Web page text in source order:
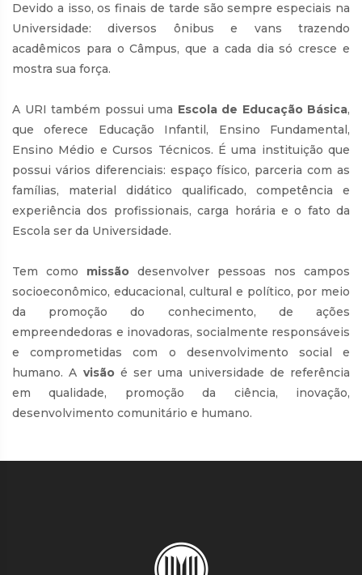
Devido a isso, os finais de tarde são sempre especiais na
Universidade: diversos ônibus e vans trazendo
acadêmicos para o Câmpus, que a cada dia só cresce e
mostra sua força.
A URI também possui uma Escola de Educação Básica,
que oferece Educação Infantil, Ensino Fundamental,
Ensino Médio e Cursos Técnicos. É uma instituição que
possui vários diferenciais: espaço físico, parceria com as
famílias, material didático qualificado, competência e
experiência dos profissionais, carga horária e o fato da
Escola ser da Universidade.
Tem como missão desenvolver pessoas nos campos
socioeconômico, educacional, cultural e político, por meio
da promoção do conhecimento, de ações
empreendedoras e inovadoras, socialmente responsáveis
e comprometidas com o desenvolvimento social e
humano. A visãoé ser uma universidade de referência
em qualidade, promoção da ciência, inovação,
desenvolvimento comunitário e humano.